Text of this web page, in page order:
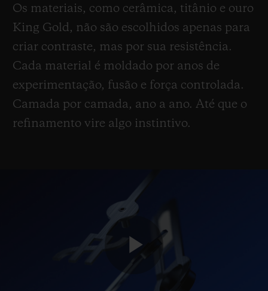
Os materiais, como cerâmica, titânio e ouro
King Gold, não são escolhidos apenas para
criar contraste, mas por sua resistência.
Cada material é moldado por anos de
experimentação, fusão e força controlada.
Camada por camada, ano a ano. Até que o
refinamento vire algo instintivo.
Play